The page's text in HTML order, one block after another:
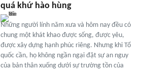
quá khứ hào hùng
Những người lính năm xưa và hôm nay đều có
chung một khát khao được sống, được yêu,
được xây dựng hạnh phúc riêng. Nhưng khi Tổ
quốc cần, họ không ngần ngại đặt sự an nguy
của bản thân xuống dưới sự trường tồn của